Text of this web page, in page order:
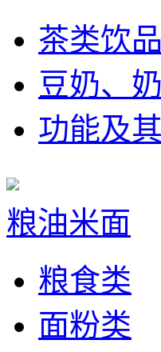
茶类饮品
豆奶、
功能及
粮油米面
粮食类
面粉类